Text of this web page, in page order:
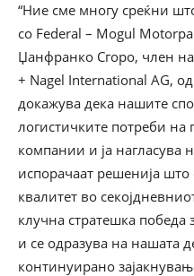
“Ние сме многу среќни
со Federal – Mogul
Џанфранко Сгоро, член
+ Nagel International AG,
докажува дека нашите
логистичките потреби
компании и ја нагласува
испорачаат решенија
квалитет во
клучна стратешка победа
и се одразува на нашата
континуирано